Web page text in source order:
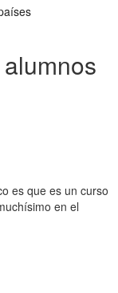
es que es un curso
en el